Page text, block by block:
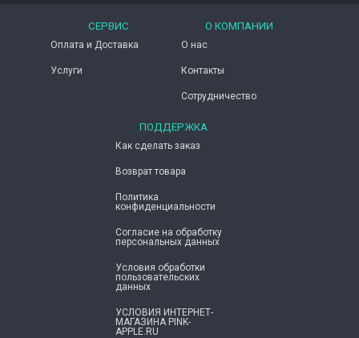
СЕРВИС
Оплата и Доставка
Услуги
О КОМПАНИИ
О нас
Контакты
Сотрудничество
ПОДДЕРЖКА
Как сделать заказ
Возврат товара
Политика
конфиденциальности
Согласие ​на обработку
персональных данных
Условия обработки
пользовательских
данных
УСЛОВИЯ ИНТЕРНЕТ-
МАГАЗИНА PINK-
APPLE.RU